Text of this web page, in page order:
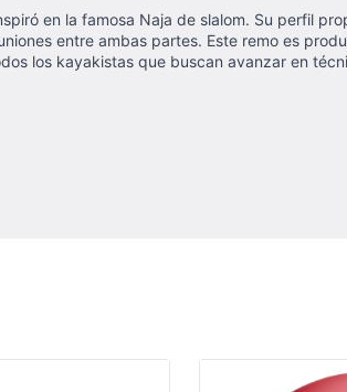
en la famosa Naja de slalom. Su perfil
entre ambas partes. Este remo es
los kayakistas que buscan avanzar en